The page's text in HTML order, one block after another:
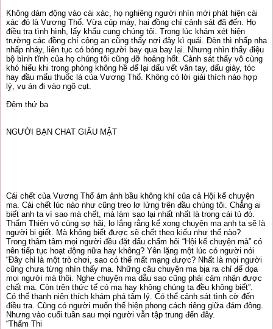
Không dám động vào cái xác, họ nghiêng người nhìn mới phát hiện cái
xác đó là Vương Thổ. Vừa cúp máy, hai đồng chí cảnh sát đã đến. Họ
điều tra tình hình, lấy khẩu cung chúng tôi. Trong lúc khám xét hiện
trường các đồng chí công an cũng thấy nơi đây kì quái. Đèn thì nhấp nha
nhấp nháy, liên tục có bóng người bay qua bay lại. Nhưng nhìn thấy điệu
bộ bình tĩnh của họ chúng tôi cũng đỡ hoảng hốt. Cảnh sát thấy vô cùng
khó hiểu khi trong phòng không hề để lại dấu vết vân tay, dấu giày, tóc
hay đầu mẩu thuốc lá của Vương Thổ. Không có lời giải thích nào hợp
lý, vụ án đi vào ngõ cụt.
Đêm thứ ba
NGƯỜI BẠN CHAT GIẤU MẶT
Cái chết của Vương Thổ ám ảnh bầu không khí của cả Hội kể chuyện
ma. Cái chết lúc nào như cũng treo lơ lửng trên đầu chúng tôi. Chẳng ai
biết anh ta vì sao mà chết, mà làm sao lại nhất nhất là trong cái tủ đó.
Thẩm Thiên vô cùng sợ hãi, lo lắng rằng kể xong chuyện ma anh ta sẽ là
người bị giết. Mà không biết được sẽ chết theo kiểu như thế nào?
Trong thâm tâm mọi người đều đặt dấu chấm hỏi “Hội kể chuyện mà” có
nên tiếp tục hoạt động nữa hay không? Yên lặng một lúc có người nói
“Đây chỉ là một trò chơi, sao có thể mất mạng được? Nhất là mọi người
cũng chưa từng nhìn thấy ma. Những câu chuyện ma bịa ra chỉ để dọa
mọi người mà thôi. Nghe chuyện ma dẫu sao cũng phải cảm nhận được
chất ma. Còn trên thức tế có ma hay không chúng ta đều không biết”.
Có thể thanh niên thích khám phá tâm lý. Có thể cảnh sát tình cờ đến
điều tra. Cũng có người muốn thế hiện phong cách riêng giữa đám đông.
Nhưng vào cuối tuần sau mọi người vẫn tập trung đến đây.
“Thẩm Thi